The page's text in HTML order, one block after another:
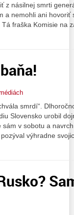
z násilnej smrti
a nemohli ani hovoriť
Tá fraška Komisie na
smrdí“.
Slovensko urobil
v sobotu a
výhradne